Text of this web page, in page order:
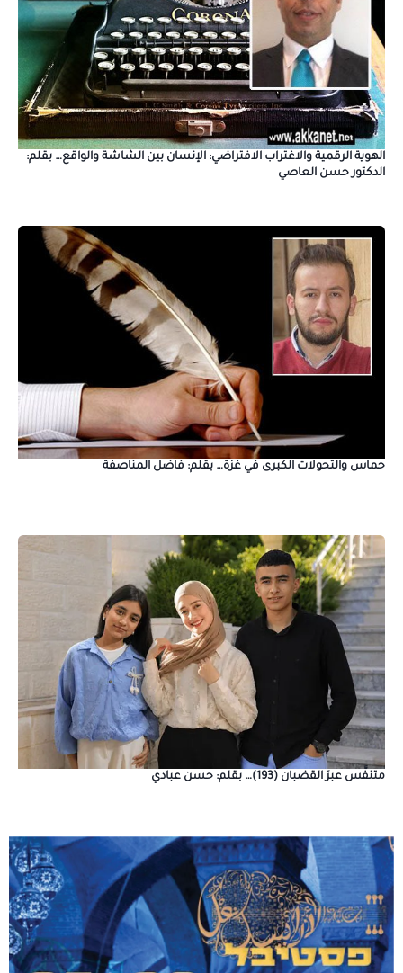
الهوية الرقمية والاغتراب الافتراضي: الإنسان بين الشاشة والواقع… بقلم:
الدكتور حسن العاصي
حماس والتحولات الكبرى في غزة… بقلم: فاضل المناصفة
متنفَّس عبرَ القضبان (193)… بقلم: حسن عبادي